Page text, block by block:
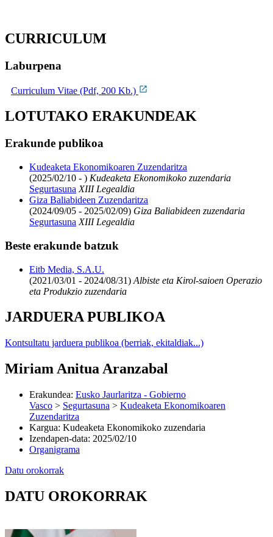
CURRICULUM
Laburpena
Curriculum Vitae (Pdf, 200 Kb.)
LOTUTAKO ERAKUNDEAK
Erakunde publikoa
Kudeaketa Ekonomikoaren Zuzendaritza
(2025/02/10 - ) Kudeaketa Ekonomikoko zuzendaria
Segurtasuna XIII Legealdia
Giza Baliabideen Zuzendaritza
(2024/09/05 - 2025/02/09) Giza Baliabideen zuzendaria
Segurtasuna XIII Legealdia
Beste erakunde batzuk
Eitb Media, S.A.U.
(2021/03/01 - 2024/08/31) Albiste eta Kirol-saioen Operazio
eta Produkzio zuzendaria
JARDUERA PUBLIKOA
Kontsultatu jarduera publikoa (berriak, ekitaldiak...)
Miriam Anitua Aranzabal
Erakundea: Eusko Jaurlaritza - Gobierno
Vasco > Segurtasuna > Kudeaketa Ekonomikoaren
Zuzendaritza
Kargua: Kudeaketa Ekonomikoko zuzendaria
Izendapen-data: 2025/02/10
Organigrama
Datu orokorrak
DATU OROKORRAK